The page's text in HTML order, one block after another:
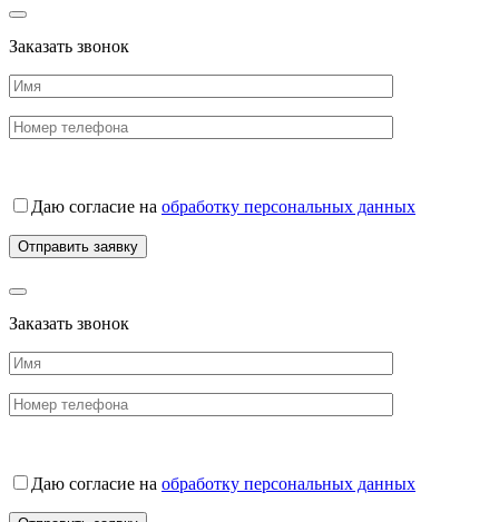
Заказать звонок
Даю согласие на обработку персональных данных
Заказать звонок
Даю согласие на обработку персональных данных